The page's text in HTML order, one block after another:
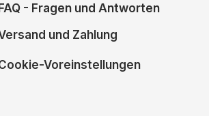
FAQ - Fragen und Antworten
und Zahlung
Voreinstellungen